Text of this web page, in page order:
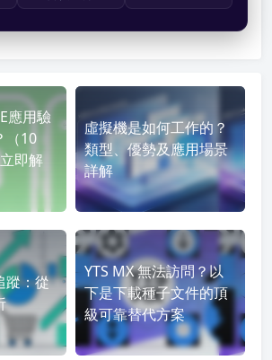
應用驗
（10
即解
虛擬機是如何工作的？
類型、優勢及應用場景
詳解
蹤：從
YTS MX 無法訪問？以
下是下載種子文件的頂
級可靠替代方案